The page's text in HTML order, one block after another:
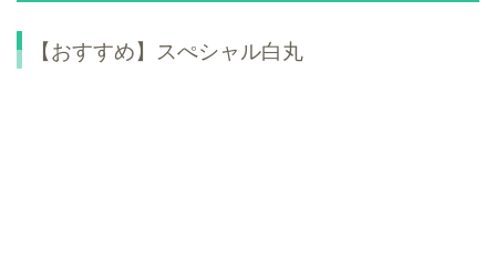
【おすすめ】スぺシャル白丸